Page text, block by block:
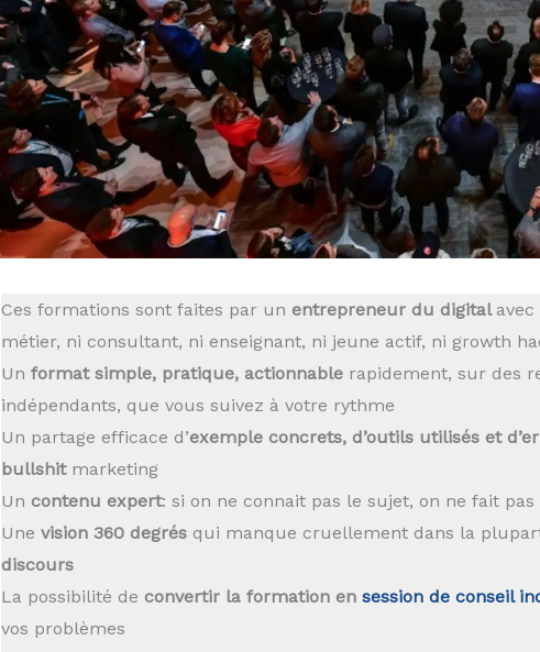
Ces formations sont faites par un entrepreneur du digital
métier, ni consultant, ni enseignant, ni jeune actif, ni growth
Un format simple, pratique, actionnablerapidement, sur des
indépendants, que vous suivez à votre rythme
Un partage efficace d’exemple concrets, d’outils utilisés et
bullshit marketing
Un contenu expert: si on ne connait pas le sujet, on ne fait
Une vision 360 degrésqui manque cruellement dans la
discours
La possibilité de convertir la formation en session de conseil
vos problèmes